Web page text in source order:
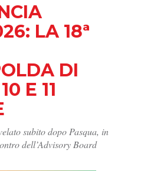
LA 18ª
DI
E 11
subito dopo Pasqua, in
dell’Advisory Board